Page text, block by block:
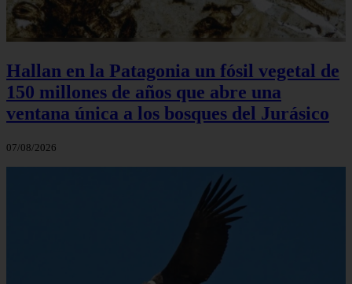
Hallan en la Patagonia un fósil vegetal de
150 millones de años que abre una
ventana única a los bosques del Jurásico
07/08/2026